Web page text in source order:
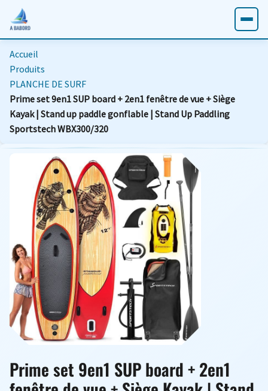
Accueil
Produits
PLANCHE DE SURF
Prime set 9en1 SUP board + 2en1 fenêtre de vue + Siège
Kayak | Stand up paddle gonflable | Stand Up Paddling
Sportstech WBX300/320
Prime set 9en1 SUP board + 2en1